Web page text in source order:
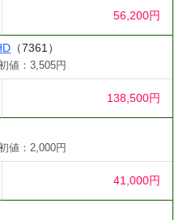
56,200円
（7361）
値：3,505円
138,500円
値：2,000円
41,000円